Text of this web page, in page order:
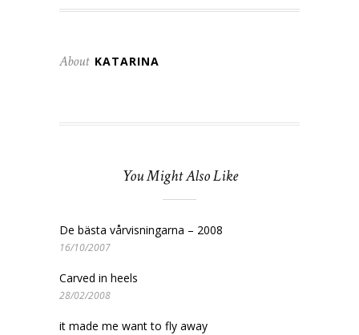
About KATARINA
You Might Also Like
De bästa vårvisningarna – 2008
16/10/2007
Carved in heels
28/02/2008
it made me want to fly away